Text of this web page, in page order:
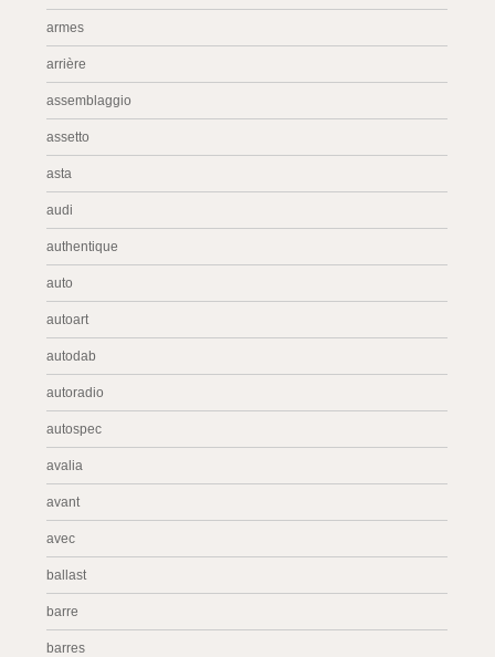
armes
arrière
assemblaggio
assetto
asta
audi
authentique
auto
autoart
autodab
autoradio
autospec
avalia
avant
avec
ballast
barre
barres